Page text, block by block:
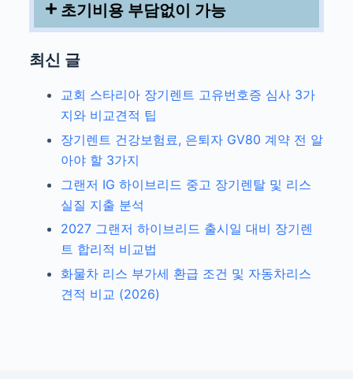
초기비용 부담없이 가능
최신 글
교회 스타리아 장기렌트 고유번호증 심사 3가
지와 비교견적 팁
장기렌트 건강보험료, 은퇴자 GV80 계약 전 알
아야 할 3가지
그랜저 IG 하이브리드 중고 장기렌탈 및 리스
실질 지출 분석
2027 그랜저 하이브리드 출시일 대비 장기렌
트 합리적 비교법
화물차 리스 부가세 환급 조건 및 자동차리스
견적 비교 (2026)